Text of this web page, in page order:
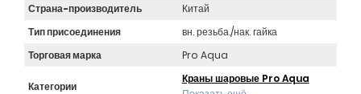
Страна-производитель
Китай
Тип присоединения
вн. резьба./нак. гайка
Торговая марка
Pro Aqua
Категории
Краны шаровые Pro Aqua